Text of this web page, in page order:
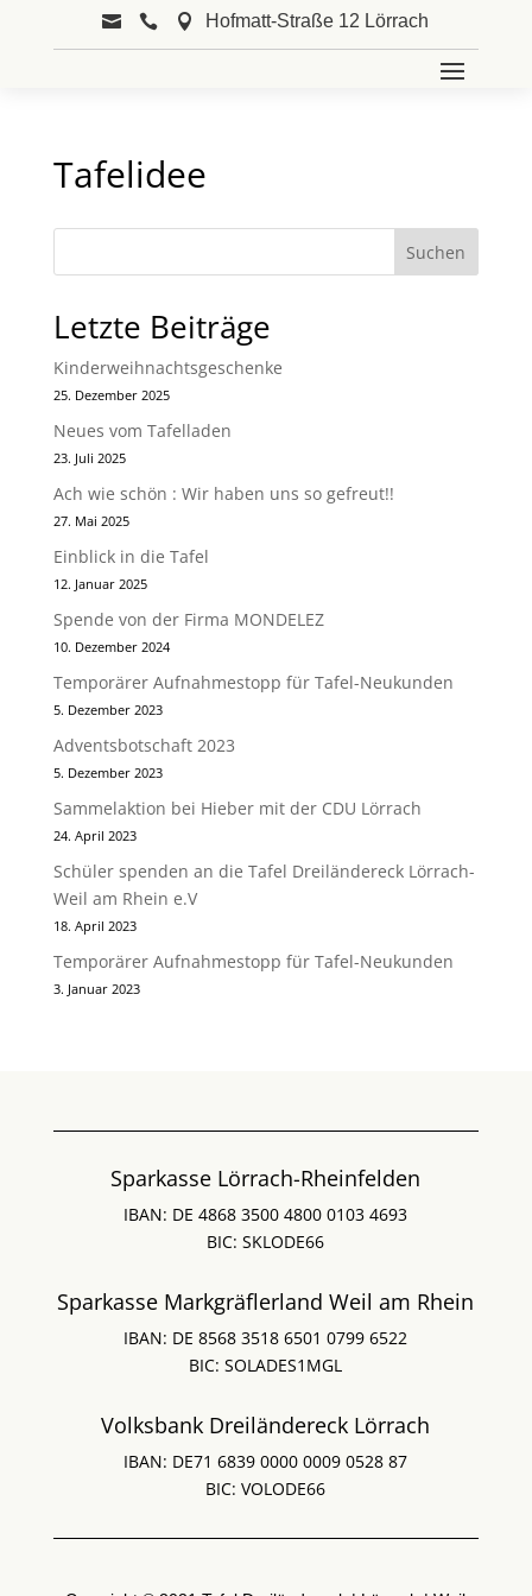
   Hofmatt-Straße 12 Lörrach
Tafelidee
Suchen
Letzte Beiträge
Kinderweihnachtsgeschenke
25. Dezember 2025
Neues vom Tafelladen
23. Juli 2025
Ach wie schön : Wir haben uns so gefreut!!
27. Mai 2025
Einblick in die Tafel
12. Januar 2025
Spende von der Firma MONDELEZ
10. Dezember 2024
Temporärer Aufnahmestopp für Tafel-Neukunden
5. Dezember 2023
Adventsbotschaft 2023
5. Dezember 2023
Sammelaktion bei Hieber mit der CDU Lörrach
24. April 2023
Schüler spenden an die Tafel Dreiländereck Lörrach-
Weil am Rhein e.V
18. April 2023
Temporärer Aufnahmestopp für Tafel-Neukunden
3. Januar 2023
Sparkasse Lörrach-Rheinfelden
IBAN: DE 4868 3500 4800 0103 4693
BIC: SKLODE66
Sparkasse Markgräflerland Weil am Rhein
IBAN: DE 8568 3518 6501 0799 6522
BIC: SOLADES1MGL
Volksbank Dreiländereck Lörrach
IBAN: DE71 6839 0000 0009 0528 87
BIC: VOLODE66